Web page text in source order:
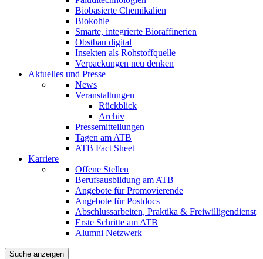
Biobasierte Chemikalien
Biokohle
Smarte, integrierte Bioraffinerien
Obstbau digital
Insekten als Rohstoffquelle
Verpackungen neu denken
Aktuelles und Presse
News
Veranstaltungen
Rückblick
Archiv
Pressemitteilungen
Tagen am ATB
ATB Fact Sheet
Karriere
Offene Stellen
Berufsausbildung am ATB
Angebote für Promovierende
Angebote für Postdocs
Abschlussarbeiten, Praktika & Freiwilligendienst
Erste Schritte am ATB
Alumni Netzwerk
Suche anzeigen